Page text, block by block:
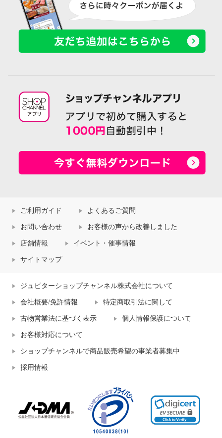
ご利用ガイド よくあるご質問
お問い合わせ お客様の声から改善しました
店舗情報 イベント・催事情報
サイトマップ
ジュピターショップチャンネル株式会社について
会社概要/免許情報 特定商取引法に関して
古物営業法に基づく表示 個人情報保護について
お客様対応について
ショップチャンネルで商品販売希望の事業者募集中
採用情報